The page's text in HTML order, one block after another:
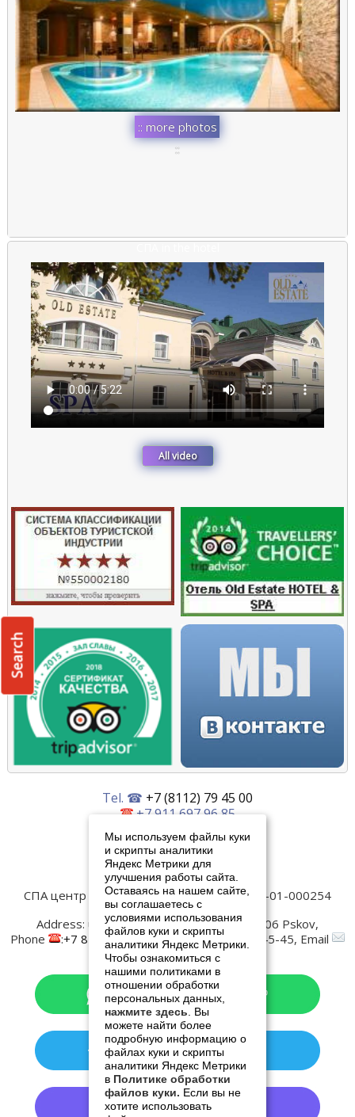
:: more photos
::
::
All video
Tel. ☎ +7 (8112) 79 45 00
+7 911 697 96 85
+7 911 893 08 27
Написать нам
СПА центр Old Estate Лицензия № ЛО-60-01-000254
Контакты:
Address: ul. Verhnee-Beregovaya, 4 180006 Pskov,
Phone
:+7 8112 79-45-00, Fax:+7 8112 79-45-45, Email
:spa@oldestatehotel.com
Search
Мы используем файлы куки
и скрипты аналитики
Яндекс Метрики для
улучшения работы сайта.
Оставаясь на нашем сайте,
вы соглашаетесь с
условиями использования
файлов куки и скрипты
аналитики Яндекс Метрики.
Чтобы ознакомиться с
нашими политиками в
отношении обработки
персональных данных,
нажмите здесь . Вы
можете найти более
подробную информацию о
файлах куки и скрипты
аналитики Яндекс Метрики
в Политике обработки
файлов куки. Если вы не
хотите использовать